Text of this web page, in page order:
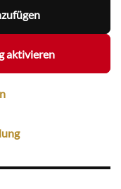
aktivieren